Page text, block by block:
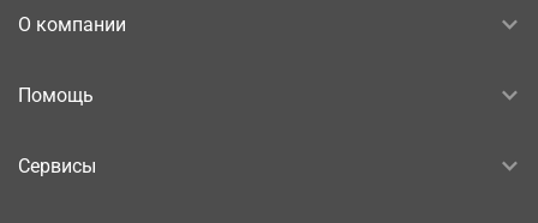
О компании
Помощь
Сервисы